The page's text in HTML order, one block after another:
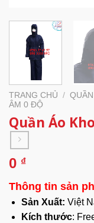
TRANG CHỦ /
ÂM 0 ĐỘ
Quần Áo
0 ₫
Thông tin sản
Sản Xuất: Việt
Kích thước: